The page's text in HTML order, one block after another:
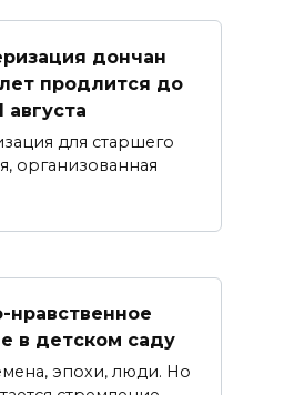
дончан
продлится до
августа
для старшего
организованная
нравственное
в детском саду
эпохи, люди. Но